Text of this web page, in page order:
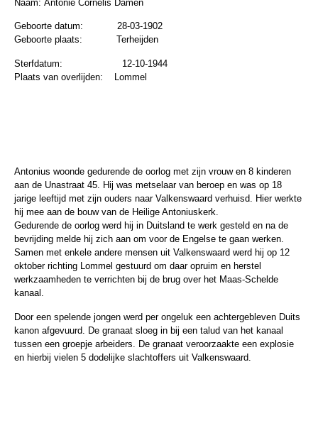
Naam: Antonie Cornelis Damen
Geboorte datum:
28-03-1902
Geboorte plaats: Terheijden
Sterfdatum: 12-10-1944
Plaats van overlijden: Lommel
Antonius woonde gedurende de oorlog met zijn vrouw en 8 kinderen
aan de Unastraat 45. Hij was metselaar van beroep en was op 18
jarige leeftijd met zijn ouders naar Valkenswaard verhuisd. Hier werkte
hij mee aan de bouw van de Heilige Antoniuskerk.
Gedurende de oorlog werd hij in Duitsland te werk gesteld en na de
bevrijding melde hij zich aan om voor de Engelse te gaan werken.
Samen met enkele andere mensen uit Valkenswaard werd hij op 12
oktober richting Lommel gestuurd om daar opruim en herstel
werkzaamheden te verrichten bij de brug over het Maas-Schelde
kanaal.
Door een spelende jongen werd per ongeluk een achtergebleven Duits
kanon afgevuurd. De granaat sloeg in bij een talud van het kanaal
tussen een groepje arbeiders. De granaat veroorzaakte een explosie
en hierbij vielen 5 dodelijke slachtoffers uit Valkenswaard.